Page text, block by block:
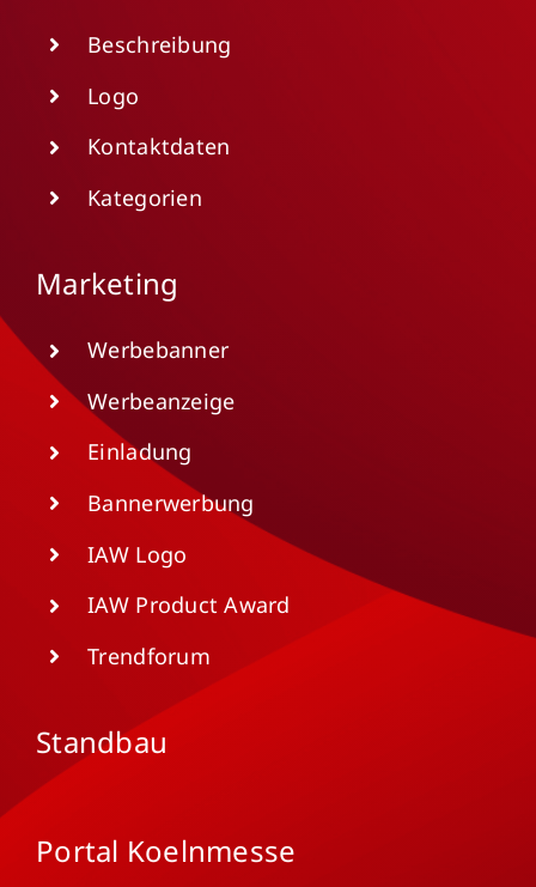
Beschreibung
Logo
Kontaktdaten
Kategorien
Marketing
Werbebanner
Werbeanzeige
Einladung
Bannerwerbung
IAW Logo
IAW Product Award
Trendforum
Standbau
Portal Koelnmesse